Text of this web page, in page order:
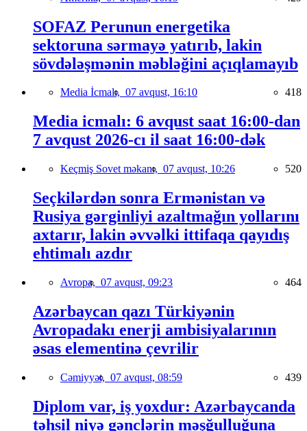
SOFAZ Perunun energetika
sektoruna sərmayə yatırıb, lakin
sövdələşmənin məbləğini açıqlamayıb
Media İcmalı, 07 avqust, 16:10 418
Media icmalı: 6 avqust saat 16:00-dan
7 avqust 2026-cı il saat 16:00-dək
Keçmiş Sovet məkanı, 07 avqust, 10:26 520
Seçkilərdən sonra Ermənistan və
Rusiya gərginliyi azaltmağın yollarını
axtarır, lakin əvvəlki ittifaqa qayıdış
ehtimalı azdır
Avropa, 07 avqust, 09:23 464
Azərbaycan qazı Türkiyənin
Avropadakı enerji ambisiyalarının
əsas elementinə çevrilir
Cəmiyyət, 07 avqust, 08:59 439
Diplom var, iş yoxdur: Azərbaycanda
təhsil niyə gənclərin məşğulluğuna